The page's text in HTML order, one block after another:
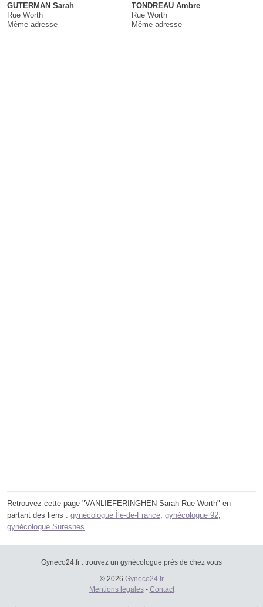
GUTERMAN Sarah
Rue Worth
Même adresse
TONDREAU Ambre
Rue Worth
Même adresse
Retrouvez cette page "VANLIEFERINGHEN Sarah Rue Worth" en
partant des liens : gynécologue Île-de-France gynécologue 92
gynécologue Suresnes
Gyneco24.fr : trouvez un gynécologue près de chez vous
© 2026 Gyneco24.fr
Mentions légales- Contact